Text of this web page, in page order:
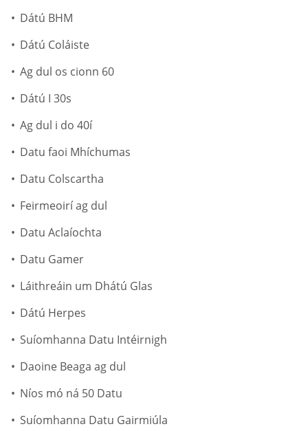
Dátú BHM
Dátú Coláiste
Ag dul os cionn 60
Dátú I 30s
Ag dul i do 40í
Datu faoi Mhíchumas
Datu Colscartha
Feirmeoirí ag dul
Datu Aclaíochta
Datu Gamer
Láithreáin um Dhátú Glas
Dátú Herpes
Suíomhanna Datu Intéirnigh
Daoine Beaga ag dul
Níos mó ná 50 Datu
Suíomhanna Datu Gairmiúla